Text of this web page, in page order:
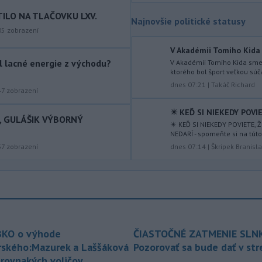
Slovenska.
medzinárodnom letisku Catania–
na talianskej Sicílii
bola v sobotu neskoro popoludní opäť
obnovená. Pozastavenie príletov
TASR podľa agentúry AFP.
Spojené štáty obvinili Čínu z
destabilizujúcich aktivít v blízkosti
podvečer podarilo dostať pod
kontrolu.
NA TLAČOVKU LXV.
zobrazení
lacné energie z východu?
zobrazení
GULÁŠIK VÝBORNÝ
zobrazení
Najnovšie politické statusy
V Akadémii Tomiho
V Akadémii Tomiho Kida
ktorého bol šport veľkou
dnes 07:21 | Takáč Richard
✴️ KEĎ SI NIEKEDY
✴️ KEĎ SI NIEKEDY POVIETE,
NEDARÍ - spomeňte si na
dnes 07:14 | Škripek
o výhode
a Laššáková
ČIASTOČNÉ ZATMENIE
Pozorovať sa bude dať v